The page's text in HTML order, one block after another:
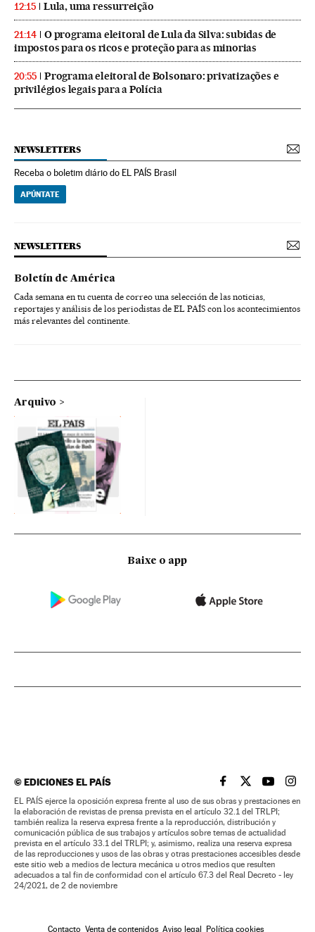
12:15 Lula, uma ressurreição
21:14
O programa eleitoral de Lula da Silva: subidas de
impostos para os ricos e proteção para as minorias
20:55
Programa eleitoral de Bolsonaro: privatizações e
privilégios legais para a Polícia
NEWSLETTERS
Receba o boletim diário do EL PAÍS Brasil
APÚNTATE
NEWSLETTERS
Boletín de América
Cada semana en tu cuenta de correo una selección de las noticias,
reportajes y análisis de los periodistas de EL PAÍS con los acontecimientos
más relevantes del continente.
Arquivo
Baixe o app
©EDICIONES EL PAÍS EL PAÍS BRASIL EN
EL PAÍSEL PAÍS
EL
EL PAÍS ejerce la oposición expresa frente al uso de sus obras y prestaciones en
la elaboración de revistas de prensa prevista en el artículo 32.1 del TRLPI;
también realiza la reserva expresa frente a la reproducción, distribución y
comunicación pública de sus trabajos y artículos sobre temas de actualidad
prevista en el artículo 33.1 del TRLPI; y, asimismo, realiza una reserva expresa
de las reproducciones y usos de las obras y otras prestaciones accesibles desde
este sitio web a medios de lectura mecánica u otros medios que resulten
adecuados a tal fin de conformidad con el artículo 67.3 del Real Decreto - ley
24/2021, de 2 de noviembre
Contacto Venta de contenidos Aviso legal Política cookies